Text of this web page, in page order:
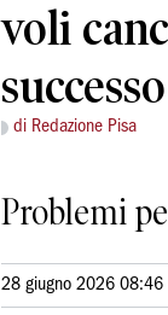
voli
di Redazione Pisa
Problemi
28 giugno 2026 08:46